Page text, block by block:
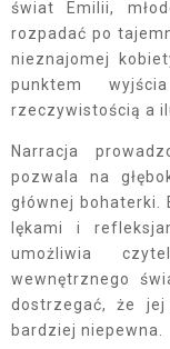
świat Emilii,
rozpadać po
nieznajomej
punktem
rzeczywistością a
Narracja
pozwala na
głównej
lękami i
umożliwia
wewnętrznego
dostrzegać, że
bardziej niepewna.